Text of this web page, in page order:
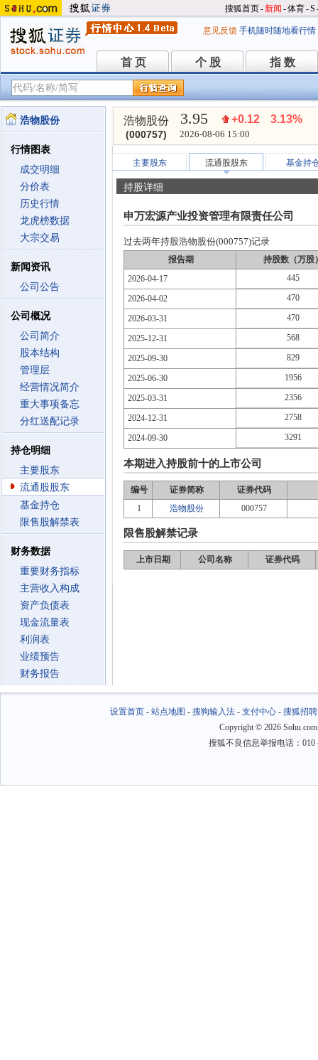
搜狐首页-新闻 -体育-S
意见反馈 手机随时随地看行情
首 页
首 页 个 股
个 股 指 数
指 数
浩物股份
行情图表
成交明细
分价表
历史行情
龙虎榜数据
大宗交易
新闻资讯
公司公告
公司概况
公司简介
股本结构
管理层
经营情况简介
重大事项备忘
分红送配记录
持仓明细
主要股东
流通股股东
基金持仓
限售股解禁表
财务数据
重要财务指标
主营收入构成
资产负债表
现金流量表
利润表
业绩预告
财务报告
浩物股份
(000757)
3.95 +0.12 3.13%
2026-08-06 15:00
主要股东 流通股股东 基金持
持股详细
申万宏源产业投资管理有限责任公司
过去两年持股浩物股份(000757)记录
报告期
持股数（万股
2026-04-17
445
2026-04-02 470
2026-03-31 470
2025-12-31 568
2025-09-30 829
2025-06-30 1956
2025-03-31 2356
2024-12-31 2758
2024-09-30 3291
本期进入持股前十的上市公司
编号 证券简称
证券代码
1
浩物股份 000757
限售股解禁记录
上市日期 公司名称 证券代码
设置首页- 站点地图 - 搜狗输入法- 支付中心- 搜狐招聘
Copyright © 2026
搜狐不良信息举报电话：010